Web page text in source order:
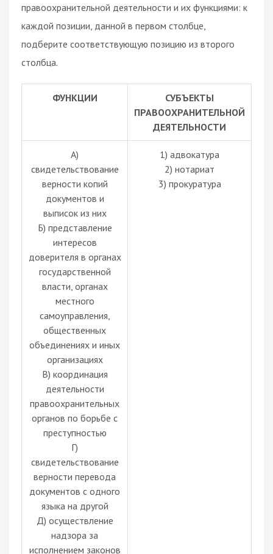
правоохранительной деятельности и их функциями: к
каждой позиции, данной в первом столбце,
подберите соответствующую позицию из второго
столбца.
ФУНКЦИИ
СУБЪЕКТЫ
ПРАВООХРАНИТЕЛЬНОЙ
ДЕЯТЕЛЬНОСТИ
А)
свидетельствование
верности копий
документов и
выписок из них
Б) представление
интересов
доверителя в органах
государственной
власти, органах
местного
самоуправления,
общественных
объединениях и иных
организациях
В) координация
деятельности
правоохранительных
органов по борьбе с
преступностью
Г)
свидетельствование
верности перевода
документов с одного
языка на другой
Д) осуществление
надзора за
исполнением законов
1) адвокатура
2) нотариат
3) прокуратура